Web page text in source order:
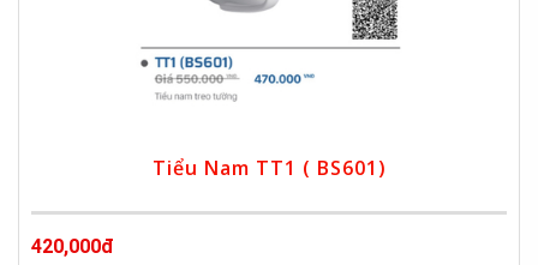
Tiểu Nam TT1 ( BS601)
420,000đ